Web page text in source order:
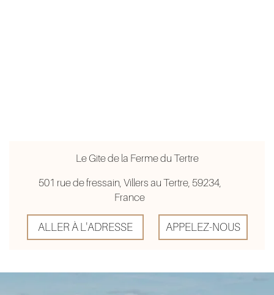
Le Gite de la Ferme du Tertre
501 rue de fressain, Villers au Tertre, 59234,
France
ALLER À L'ADRESSE APPELEZ-NOUS